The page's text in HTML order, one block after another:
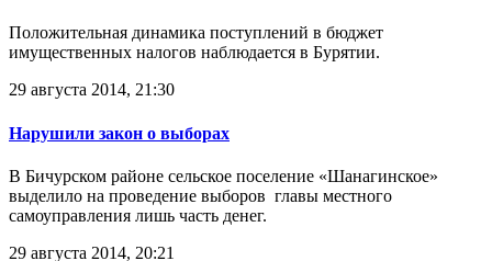
Положительная динамика поступлений в бюджет
имущественных налогов наблюдается в Бурятии.
29 августа 2014, 21:30
Нарушили закон о выборах
В Бичурском районе сельское поселение «Шанагинское»
выделило на проведение выборов главы местного
самоуправления лишь часть денег.
29 августа 2014, 20:21